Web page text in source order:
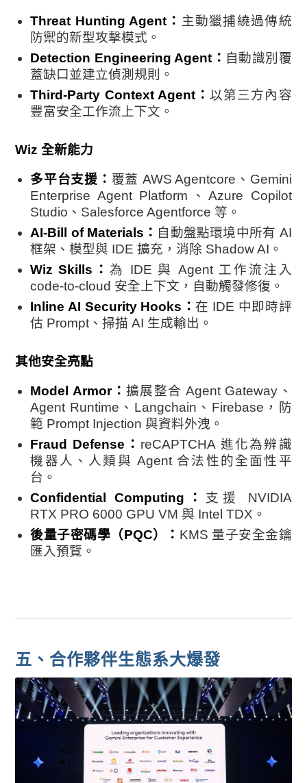
Threat Hunting Agent： 主動獵捕繞過傳統
防禦的新型攻擊模式。
Detection Engineering Agent： 自動識別覆
蓋缺口並建立偵測規則。
Third-Party Context Agent： 以第三方內容
豐富安全工作流上下文。
Wiz 全新能力
多平台支援： 覆蓋 AWS Agentcore、Gemini
Enterprise Agent Platform、Azure Copilot
Studio、Salesforce Agentforce 等。
AI-Bill of Materials： 自動盤點環境中所有 AI
框架、模型與 IDE 擴充，消除 Shadow AI。
Wiz Skills：為 IDE 與 Agent 工作流注入
code-to-cloud 安全上下文，自動觸發修復。
Inline AI Security Hooks：在 IDE 中即時評
估 Prompt、掃描 AI 生成輸出。
其他安全亮點
Model Armor：擴展整合 Agent Gateway、
Agent Runtime、Langchain、Firebase，防
範 Prompt Injection 與資料外洩。
Fraud Defense： reCAPTCHA 進化為辨識
機器人、人類與 Agent 合法性的全面性平
台。
Confidential Computing： 支援 NVIDIA
RTX PRO 6000 GPU VM 與 Intel TDX。
後量子密碼學（PQC）： KMS 量子安全金鑰
匯入預覽。
五、合作夥伴生態系大爆發